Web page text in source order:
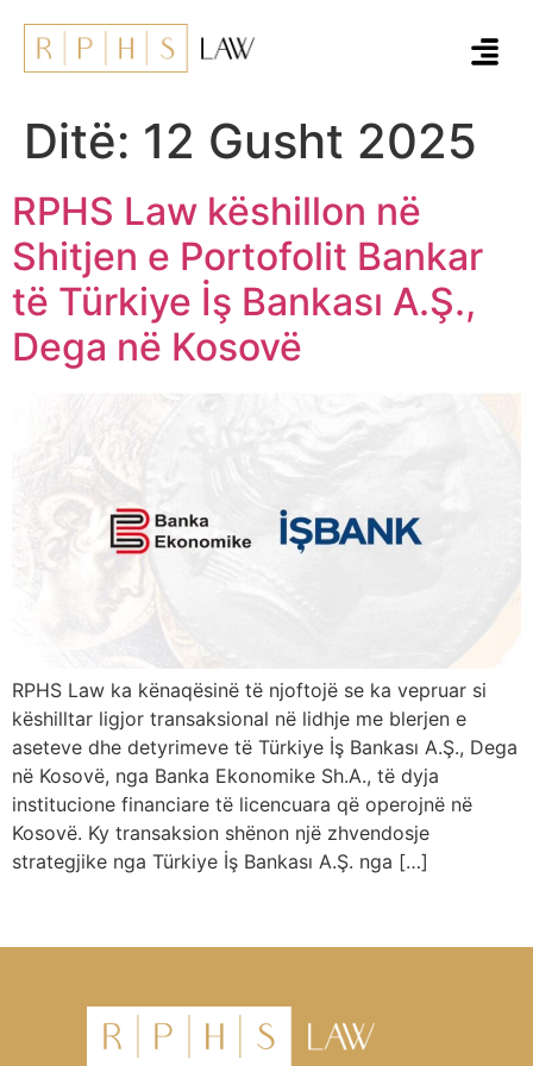
Ditë: 12 Gusht 2025
RPHS Law këshillon në
Shitjen e Portofolit Bankar
të Türkiye İş Bankası A.Ş.,
Dega në Kosovë
RPHS Law ka kënaqësinë të njoftojë se ka vepruar si
këshilltar ligjor transaksional në lidhje me blerjen e
aseteve dhe detyrimeve të Türkiye İş Bankası A.Ş., Dega
në Kosovë, nga Banka Ekonomike Sh.A., të dyja
institucione financiare të licencuara që operojnë në
Kosovë. Ky transaksion shënon një zhvendosje
strategjike nga Türkiye İş Bankası A.Ş. nga […]